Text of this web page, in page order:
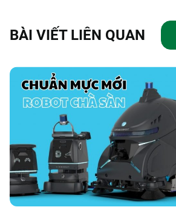
BÀI VIẾT LIÊN QUAN